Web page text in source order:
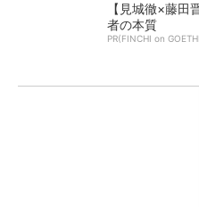
【見城徹×藤田
者の本質
PR(FINCHI on